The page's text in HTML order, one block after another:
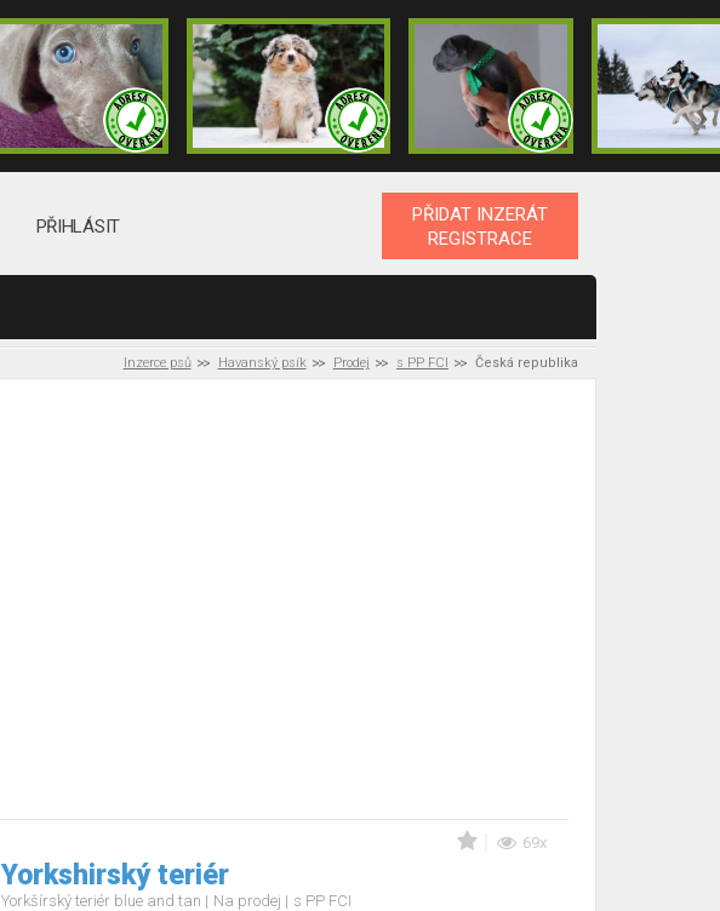
PŘIHLÁSIT
PŘIDAT INZERÁT
REGISTRACE
Inzerce psů Havanský psík Prodej s PP FCI Česká republika
69x
Yorkshirský teriér
Yorkšírský teriér blue and tan Na prodej s PP FCI